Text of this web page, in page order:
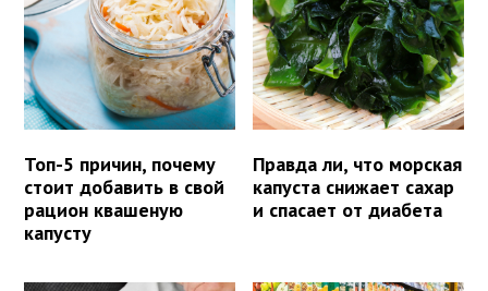
Топ-5 причин, почему
стоит добавить в свой
рацион квашеную
капусту
Правда ли, что морская
капуста снижает сахар
и спасает от диабета